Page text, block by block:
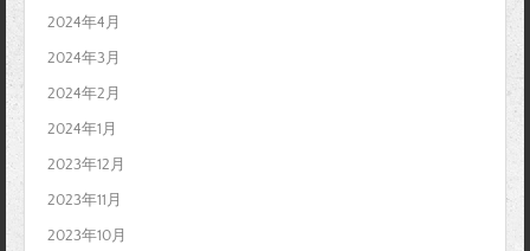
2024年4月
2024年3月
2024年2月
2024年1月
2023年12月
2023年11月
2023年10月